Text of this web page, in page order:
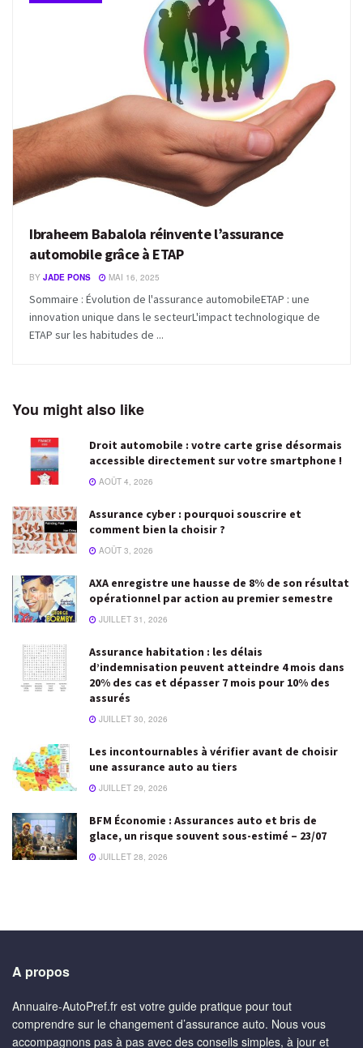
Ibraheem Babalola réinvente l’assurance
automobile grâce à ETAP
BY JADE PONS MAI 16, 2025
Sommaire : Évolution de l'assurance automobileETAP : une
innovation unique dans le secteurL'impact technologique de
ETAP sur les habitudes de ...
You might also like
Droit automobile : votre carte grise désormais
accessible directement sur votre smartphone !
AOÛT 4, 2026
Assurance cyber : pourquoi souscrire et
comment bien la choisir ?
AOÛT 3, 2026
AXA enregistre une hausse de 8% de son résultat
opérationnel par action au premier semestre
JUILLET 31, 2026
Assurance habitation : les délais
d’indemnisation peuvent atteindre 4 mois dans
20% des cas et dépasser 7 mois pour 10% des
assurés
JUILLET 30, 2026
Les incontournables à vérifier avant de choisir
une assurance auto au tiers
JUILLET 29, 2026
BFM Économie : Assurances auto et bris de
glace, un risque souvent sous-estimé – 23/07
JUILLET 28, 2026
A propos
Annuaire-AutoPref.fr est votre guide pratique pour tout
comprendre sur le changement d’assurance auto. Nous vous
accompagnons pas à pas avec des conseils simples, à jour et